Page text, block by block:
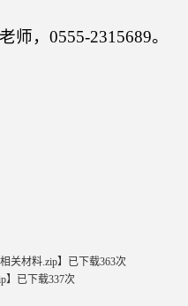
老师， 0555-2315689。
关材料.zip】 已下载363次
】 已下载337次